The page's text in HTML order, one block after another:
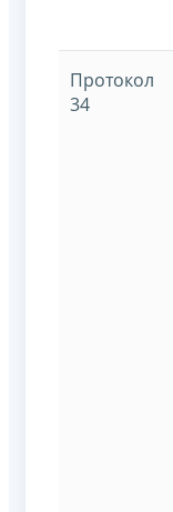
Протокол
34